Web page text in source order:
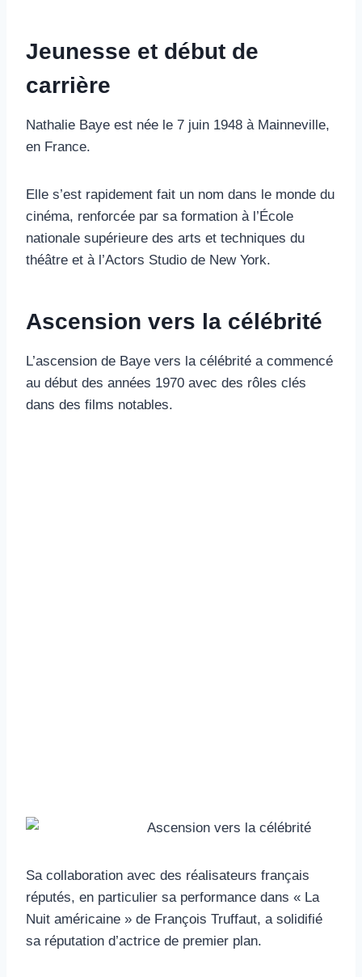
Jeunesse et début de
carrière
Nathalie Baye est née le 7 juin 1948 à Mainneville,
en France.
Elle s’est rapidement fait un nom dans le monde du
cinéma, renforcée par sa formation à l’École
nationale supérieure des arts et techniques du
théâtre et à l’Actors Studio de New York.
Ascension vers la célébrité
L’ascension de Baye vers la célébrité a commencé
au début des années 1970 avec des rôles clés
dans des films notables.
Sa collaboration avec des réalisateurs français
réputés, en particulier sa performance dans « La
Nuit américaine » de François Truffaut, a solidifié
sa réputation d’actrice de premier plan.